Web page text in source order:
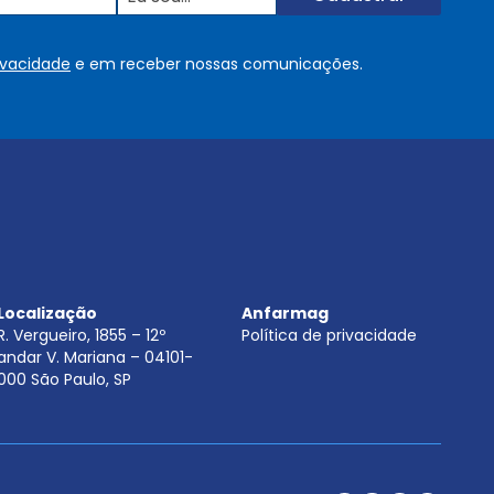
u
u
e em receber nossas comunicações.
Vergueiro, 1855 – 12º
V. Mariana – 04101-
São Paulo, SP
Anfarmag
Política de privacidade